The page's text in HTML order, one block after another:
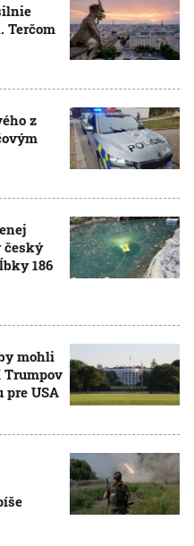
Terčom
z
český
186
mohli
Trumpov
pre USA